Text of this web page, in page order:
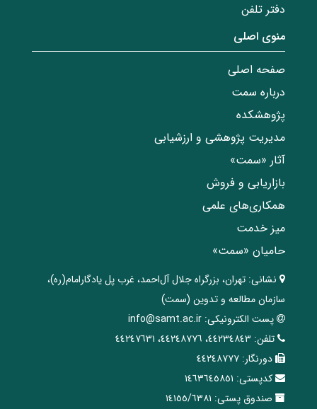
دفتر تلفن
منوی اصلی
صفحه اصلی
درباره سمت
پژوهشکده
مدیریت پژوهشی و ارزشیابی
آثار «سمت»
بازاریابی و فروش
همکاری‌های علمی
میز خدمت
حامیان «سمت»
نشانی: تهران، ‌بزرگراه ‌جلال آل‌احمد، غرب پل يادگار‌امام(ره)‌،
سازمان مطالعه و تدوین‌ (سمت)
پست الکترونیکی: info@samt.ac.ir
تلفن: ٤٤٢٣٤٨٤٣، ٤٤٢٤٨٧٧٦، ٤٤٢٤٧٦٣١
دورنگار: ٤٤٢٤٨٧٧٧
کدپستی: ١٤٦٣٦٤٥٨٥١
صندوق پستی: ١٤١٥٥/٦٣٨١